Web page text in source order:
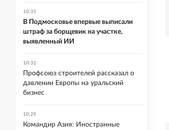
10:35
В Подмосковье впервые выписали
штраф за борщевик на участке,
выявленный ИИ
10:32
Профсоюз строителей рассказал о
давлении Европы на уральский
бизнес
10:29
Командир Азия: Иностранные